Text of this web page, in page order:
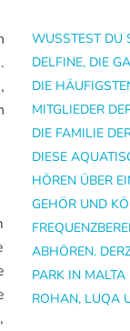
WUSSTEST DU
DELFINE, DIE
DIE
MITGLIEDER
DIE FAMILIE
DIESE
HÖREN ÜBER
GEHÖR UND
ABHÖREN.
PARK IN
ROHAN, LUQA